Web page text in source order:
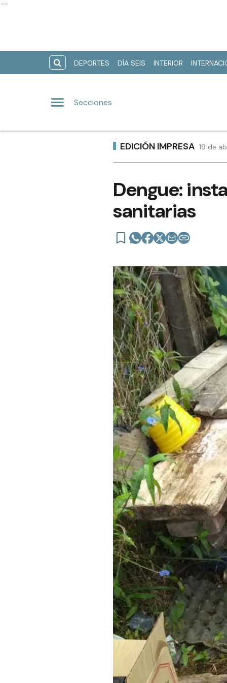
Ads
DEPORTES DÍA SEIS INTERIOR
Secciones
EDICIÓN IMPRESA 19 de
Dengue:
sanitarias